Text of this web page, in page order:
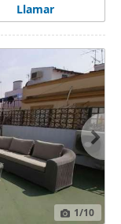
Llamar
1/10